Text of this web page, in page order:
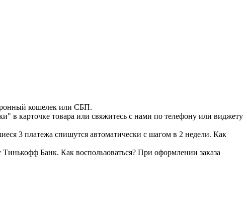
кошелек или СБП.
в карточке товара или свяжитесь с нами по телефону или виджету
3 платежа спишутся автоматически с шагом в 2 недели. Как
Банк. Как воспользоваться? При оформлении заказа